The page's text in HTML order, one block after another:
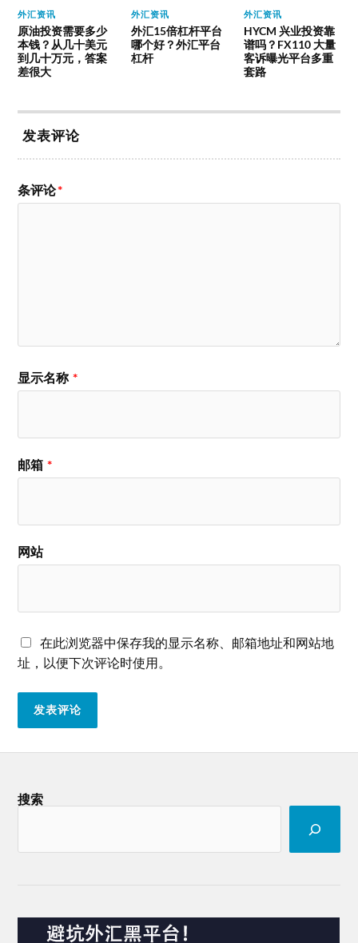
外汇资讯
原油投资需要多少
本钱？从几十美元
到几十万元，答案
差很大
外汇资讯
外汇15倍杠杆平台
哪个好？外汇平台
杠杆
外汇资讯
HYCM 兴业投资靠
谱吗？FX110 大量
客诉曝光平台多重
套路
发表评论
条评论*
显示名称 *
邮箱 *
网站
在此浏览器中保存我的显示名称、邮箱地址和网站地
址，以便下次评论时使用。
搜索